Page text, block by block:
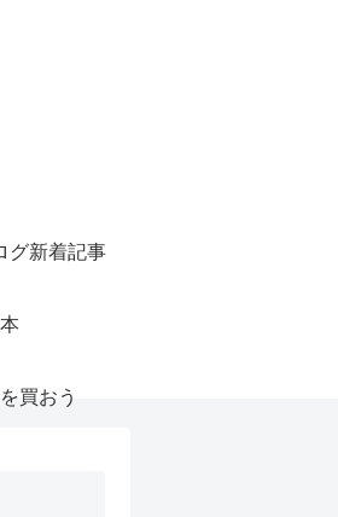
グ新着記事
本
買おう